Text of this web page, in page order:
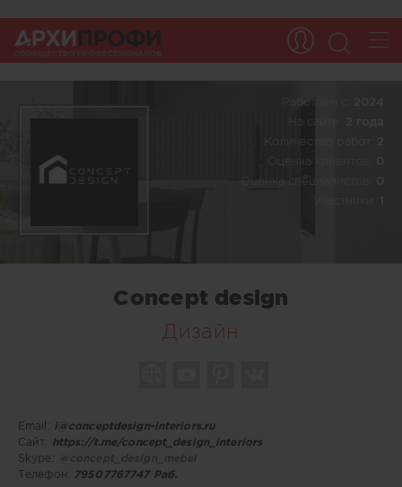
Работаем c:
На сайте:
Количество работ:
Оценка клиентов:
Оценка специалистов:
Email: i@conceptdesign-interiors.ru
Сайт: https://t.me/concept_design_interiors
Skype:
Телефон: 79507767747 Раб.
Concept design
Дизайн